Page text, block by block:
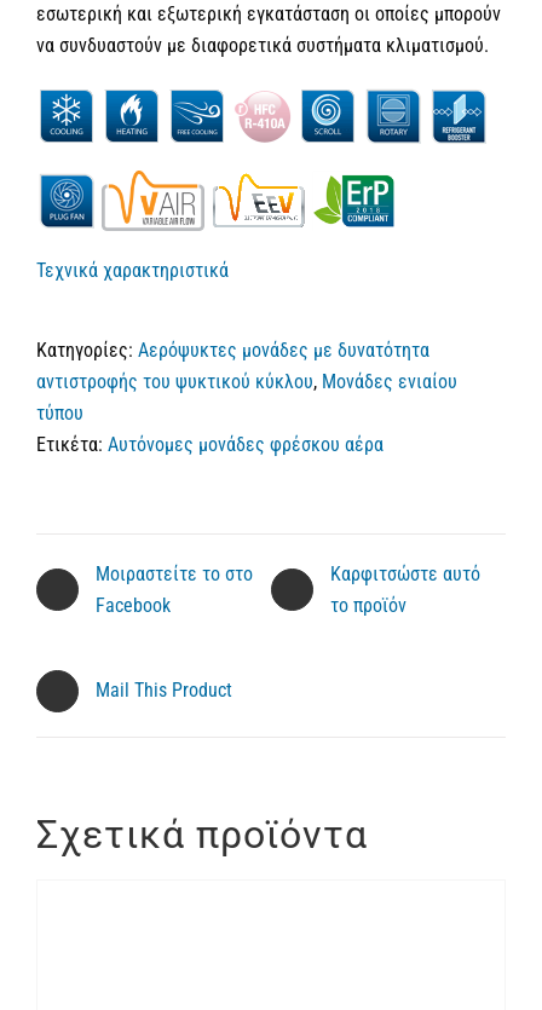
εσωτερική και εξωτερική εγκατάσταση οι οποίες μπορούν
να συνδυαστούν με διαφορετικά συστήματα κλιματισμού.
Τεχνικά χαρακτηριστικά
Κατηγορίες: Αερόψυκτες μονάδες με δυνατότητα
αντιστροφής του ψυκτικού κύκλου, Μονάδες ενιαίου
τύπου
Ετικέτα: Αυτόνομες μονάδες φρέσκου αέρα
Μοιραστείτε το στο
Facebook
Καρφιτσώστε αυτό
το προϊόν
Mail This Product
Σχετικά προϊόντα